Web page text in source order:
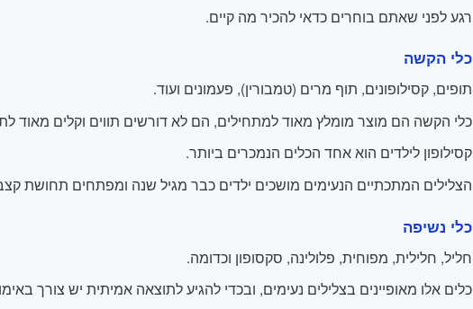
רגע לפני שאתם בוחרים כדאי להכיר מה קיים.
כלי הקשה
תופים, קסילופונים, תוף מרים (טמבורין), פעמונים ועוד.
כלי הקשה הם מוצר מומלץ מאוד למתחילים, הם לא דורשים תווים וקלים מאוד
קסילופון לילדים הוא אחד הכלים הנמכרים ביותר.
הצלילים המתכתיים הנעימים מושכים ילדים כבר מגיל שנה ומפתחים תחושת קצב
כלי נשיפה
חליל, חלילית, מפוחית, פלולינה, סקסופון וכדומה.
כלים אלו מאופיינים בצלילים נעימים, ובכדי להגיע לתוצאה אמיתית יש צורך